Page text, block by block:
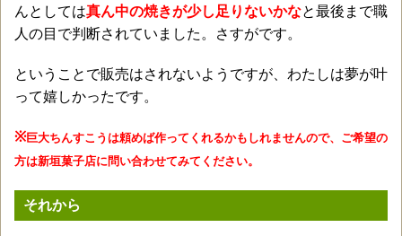
んとしては真ん中の焼きが少し足りないかなと最後まで職
人の目で判断されていました。さすがです。
ということで販売はされないようですが、わたしは夢が叶
って嬉しかったです。
※巨大ちんすこうは頼めば作ってくれるかもしれませんので、ご希望の
方は新垣菓子店に問い合わせてみてください。
それから